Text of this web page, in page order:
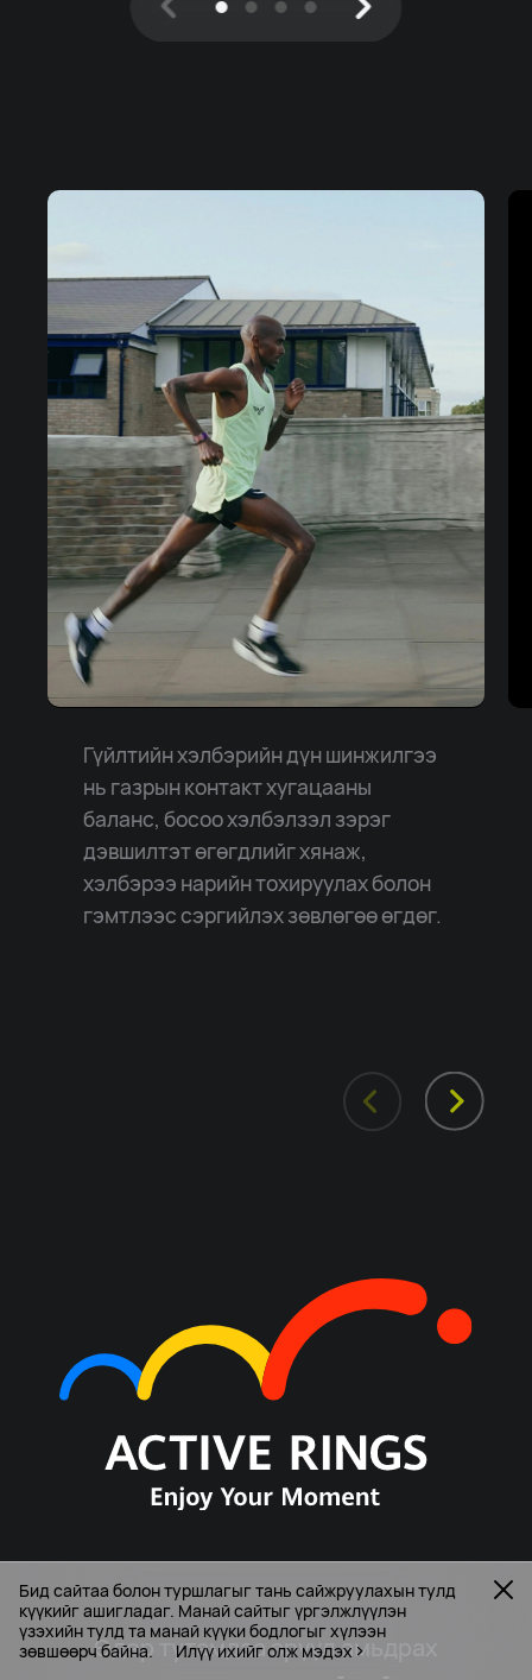
Бид сайтаа болон туршлагыг тань сайжруулахын тулд
күүкийг ашигладаг. Манай сайтыг үргэлжлүүлэн
үзэхийн тулд та манай күүки бодлогыг хүлээн
зөвшөөрч байна.
Илүү ихийг олж мэдэх
Гүйлтийн хэлбэрийн дүн шинжилгээ
нь газрын контакт хугацааны
баланс, босоо хэлбэлзэл зэрэг
дэвшилтэт өгөгдлийг хянаж,
хэлбэрээ нарийн тохируулах болон
гэмтлээс сэргийлэх зөвлөгөө өгдөг.
Өдөр тутамдаа эрүүл амьдрах